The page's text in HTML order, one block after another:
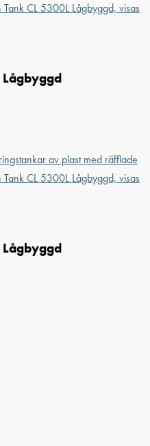
Lågbyggd
Lågbyggd